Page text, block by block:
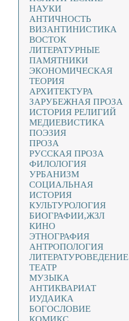
НАУКИ
АНТИЧНОСТЬ
ВИЗАНТИНИСТИКА
ВОСТОК
ЛИТЕРАТУРНЫЕ
ПАМЯТНИКИ
ЭКОНОМИЧЕСКАЯ
ТЕОРИЯ
АРХИТЕКТУРА
ЗАРУБЕЖНАЯ ПРОЗА
ИСТОРИЯ РЕЛИГИЙ
МЕДИЕВИСТИКА
ПОЭЗИЯ
ПРОЗА
РУССКАЯ ПРОЗА
ФИЛОЛОГИЯ
УРБАНИЗМ
СОЦИАЛЬНАЯ
ИСТОРИЯ
КУЛЬТУРОЛОГИЯ
БИОГРАФИИ,ЖЗЛ
КИНО
ЭТНОГРАФИЯ
АНТРОПОЛОГИЯ
ЛИТЕРАТУРОВЕДЕНИЕ
ТЕАТР
МУЗЫКА
АНТИКВАРИАТ
ИУДАИКА
БОГОСЛОВИЕ